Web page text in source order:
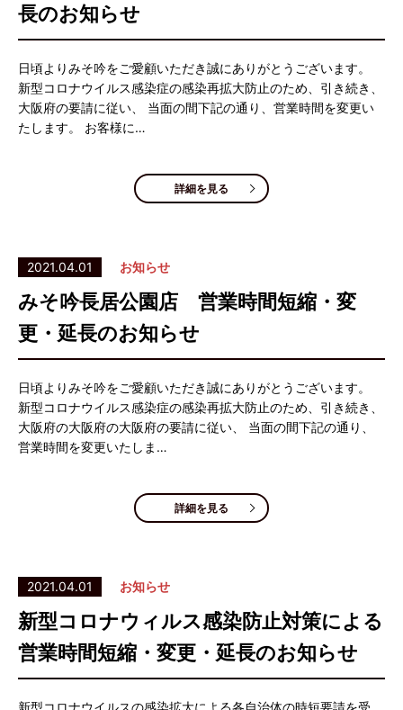
長のお知らせ
日頃よりみそ吟をご愛顧いただき誠にありがとうございます。
新型コロナウイルス感染症の感染再拡大防止のため、引き続き、
大阪府の要請に従い、 当面の間下記の通り、営業時間を変更い
たします。 お客様に…
詳細を見る
2021.04.01 お知らせ
みそ吟長居公園店 営業時間短縮・変
更・延長のお知らせ
日頃よりみそ吟をご愛顧いただき誠にありがとうございます。
新型コロナウイルス感染症の感染再拡大防止のため、引き続き、
大阪府の大阪府の大阪府の要請に従い、 当面の間下記の通り、
営業時間を変更いたしま…
詳細を見る
2021.04.01 お知らせ
新型コロナウィルス感染防止対策による
営業時間短縮・変更・延長のお知らせ
新型コロナウイルスの感染拡大による各自治体の時短要請を受